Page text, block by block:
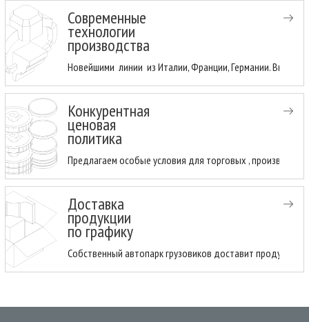
Современные
технологии
производства
Новейшими линии из Италии, Франции, Германии.
Конкурентная
ценовая
политика
Предлагаем особые условия для торговых ,
Доставка
продукции
по графику
Собственный автопарк грузовиков доставит